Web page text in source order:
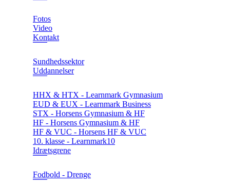
Fotos
Video
Kontakt
Sundhedssektor
Uddannelser
HHX & HTX - Learnmark Gymnasium
EUD & EUX - Learnmark Business
STX - Horsens Gymnasium & HF
HF - Horsens Gymnasium & HF
HF & VUC - Horsens HF & VUC
10. klasse - Learnmark10
Idrætsgrene
Fodbold - Drenge